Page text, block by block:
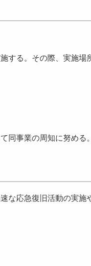
する。その際、実施場
同事業の周知に努める。
な応急復旧活動の実施